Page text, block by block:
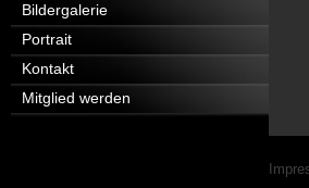
Bildergalerie
Portrait
Kontakt
Mitglied werden